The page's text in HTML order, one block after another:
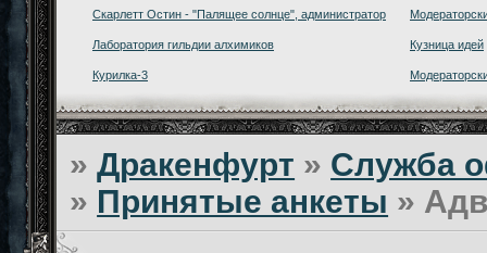
Скарлетт Остин - "Палящее солнце", администратор
Лаборатория гильдии алхимиков Кузница идей
Курилка-3
»Дракенфурт » Служба
» Принятые анкеты »